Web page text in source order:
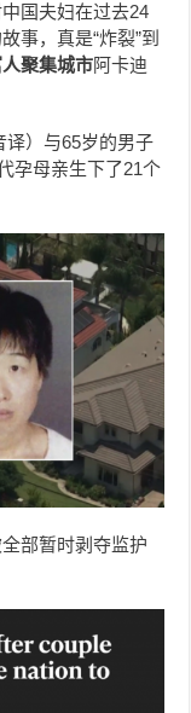
国夫妇在过去24
事，真是“炸裂”到
聚集城市阿卡迪
译）与65岁的男子
孕母亲生下了21个
部暂时剥夺监护